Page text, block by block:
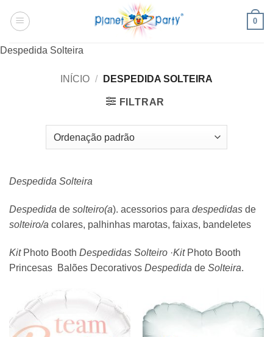
0
Despedida Solteira
INÍCIO / DESPEDIDA SOLTEIRA
FILTRAR
Despedida Solteira
Despedida de solteiro(a). acessorios para despedidas de
solteiro/a colares, palhinhas marotas, faixas, bandeletes
KitPhoto Booth Despedidas Solteiro ·KitPhoto Booth
Princesas Balões Decorativos Despedida de Solteira.